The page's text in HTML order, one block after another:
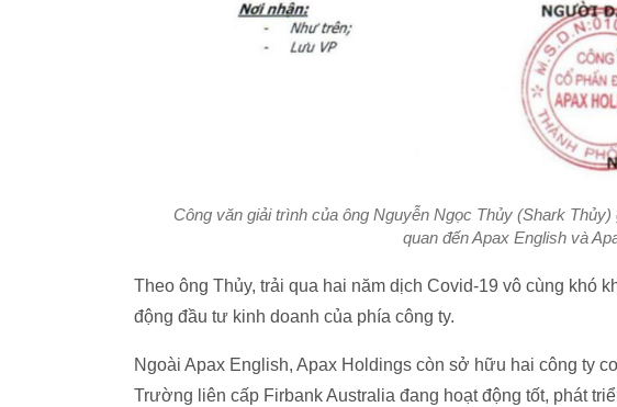
Công văn giải trình của ông Nguyễn Ngọc Thủy (Shark
quan đến Apax English và
Theo ông Thủy, trải qua hai năm dịch Covid-19 vô cùng khó
động đầu tư kinh doanh của phía công ty.
Ngoài Apax English, Apax Holdings còn sở hữu hai công ty
Trường liên cấp Firbank Australia đang hoạt động tốt, phát